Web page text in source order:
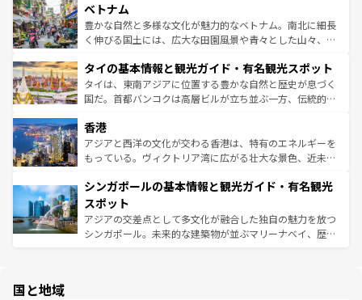
参照してほしい。
容にもいいと評判のスイーツなど、バラエティ豊かな料理
が味わえる。 なお、新着の台湾情報は コンテンツ一覧を参
照してほしい。
き、地方に足を延ばせば四季折々の自然美を楽しむことが
できる。そして、キムチや焼肉、絶品のストリートフード
まで、さまざまな韓国料理が待っている。夜には、韓国な
リティに包まれながら、韓国の多彩な魅力を心ゆくまで味
わってみてほしい。 なお、新着の韓国情報はコンテンツ一
覧を参照してほしい。
ベトナム
豊かな自然と多様な文化が魅力的なベトナム。南北に細長
く伸びる国土には、広大な田園風景や青々とした山々、世
急速な発展と共に伝統が息づく。ハノイの古い町並みやホ
ーチミン市のフランス統治時代の建物も、独特の雰囲気を
醸し出している。また、バラエティの豊かさとおいしさで
とつ。フォーやバインミー、ベトナムコーヒーなどは、ぜ
ひ現地で味わいたい。どの地域を訪れてもあたたかい人々
が旅行者を迎えてくれるので、きっと忘れられない旅にな
参照してほしい。
タイの基本情報と観光ガイド・有名観光スポット
タイは、東南アジアに位置する豊かな自然と歴史が息づく
国だ。首都バンコクは高層ビルが立ち並ぶ一方、伝統的な
の活気が交差している。北部ではチェンマイなどの山岳地
帯で自然と触れ合い、南部ではプーケットやクラビの美し
いビーチでリゾート気分を楽しむことができる。タイ料理
激する。気候は一年中温暖で、どの季節にも異なる楽しみ
が待っている。親しみやすいタイの人々、仏教を中心とし
た文化、そして多様な観光資源が、訪れる旅人を魅了し続
ける。 なお、新着のタイ情報はコンテンツ一覧を参照して
香港
アジアと西洋の文化が交わる香港は、特有のエネルギーを
もっている。ヴィクトリア湾に広がる壮大な景色、近未来
み、どこを訪れても感動するはず。観光スポットが密集し
ており、効率よく見どころを回れるのも魅力。息をのむよ
うな絶景から文化的な体験まで、香港を存分に楽しみ尽く
そう。 なお、新着の香港情報はコンテンツ一覧を参照して
シンガポールの基本情報と観光ガイド・有名観光
スポット
アジアの交差点として多文化が融合した独自の魅力を放つ
シンガポール。未来的な建築物が並ぶマリーナベイ、歴史
国と地域